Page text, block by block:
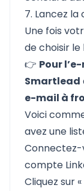
7. Lancez
Une fois
de choisir
👉 Pour
Smartlead
e-mail à
Voici
avez une
Connectez-
compte
Cliquez sur